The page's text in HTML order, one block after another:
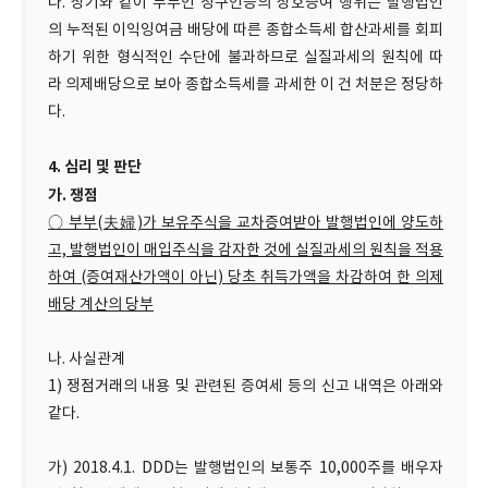
의 누적된 이익잉여금 배당에 따른 종합소득세 합산과세를 회피
하기 위한 형식적인 수단에 불과하므로 실질과세의 원칙에 따
라 의제배당으로 보아 종합소득세를 과세한 이 건 처분은 정당하
다.
4. 심리 및 판단
가. 쟁점
○ 부부(夫婦)가 보유주식을 교차증여받아 발행법인에 양도하
고, 발행법인이 매입주식을 감자한 것에 실질과세의 원칙을 적용
하여 (증여재산가액이 아닌) 당초 취득가액을 차감하여 한 의제
배당 계산의 당부
나. 사실관계
1) 쟁점거래의 내용 및 관련된 증여세 등의 신고 내역은 아래와
같다.
가) 2018.4.1. DDD는 발행법인의 보통주 10,000주를 배우자